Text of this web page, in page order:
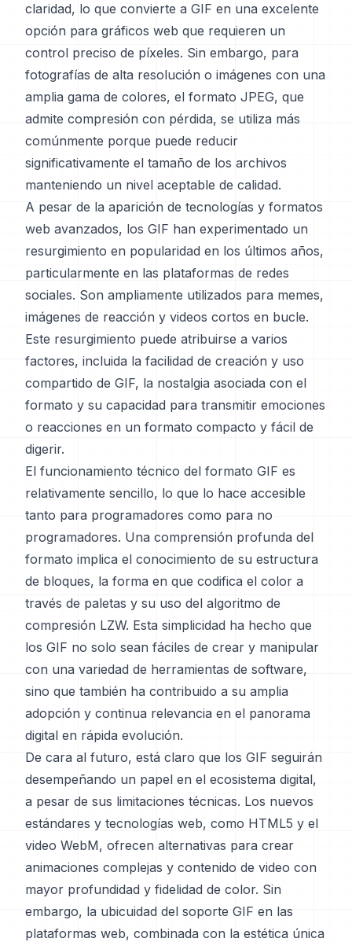
claridad, lo que convierte a GIF en una excelente
opción para gráficos web que requieren un
control preciso de píxeles. Sin embargo, para
fotografías de alta resolución o imágenes con una
amplia gama de colores, el formato JPEG, que
admite compresión con pérdida, se utiliza más
comúnmente porque puede reducir
significativamente el tamaño de los archivos
manteniendo un nivel aceptable de calidad.
A pesar de la aparición de tecnologías y formatos
web avanzados, los GIF han experimentado un
resurgimiento en popularidad en los últimos años,
particularmente en las plataformas de redes
sociales. Son ampliamente utilizados para memes,
imágenes de reacción y videos cortos en bucle.
Este resurgimiento puede atribuirse a varios
factores, incluida la facilidad de creación y uso
compartido de GIF, la nostalgia asociada con el
formato y su capacidad para transmitir emociones
o reacciones en un formato compacto y fácil de
digerir.
El funcionamiento técnico del formato GIF es
relativamente sencillo, lo que lo hace accesible
tanto para programadores como para no
programadores. Una comprensión profunda del
formato implica el conocimiento de su estructura
de bloques, la forma en que codifica el color a
través de paletas y su uso del algoritmo de
compresión LZW. Esta simplicidad ha hecho que
los GIF no solo sean fáciles de crear y manipular
con una variedad de herramientas de software,
sino que también ha contribuido a su amplia
adopción y continua relevancia en el panorama
digital en rápida evolución.
De cara al futuro, está claro que los GIF seguirán
desempeñando un papel en el ecosistema digital,
a pesar de sus limitaciones técnicas. Los nuevos
estándares y tecnologías web, como HTML5 y el
video WebM, ofrecen alternativas para crear
animaciones complejas y contenido de video con
mayor profundidad y fidelidad de color. Sin
embargo, la ubicuidad del soporte GIF en las
plataformas web, combinada con la estética única